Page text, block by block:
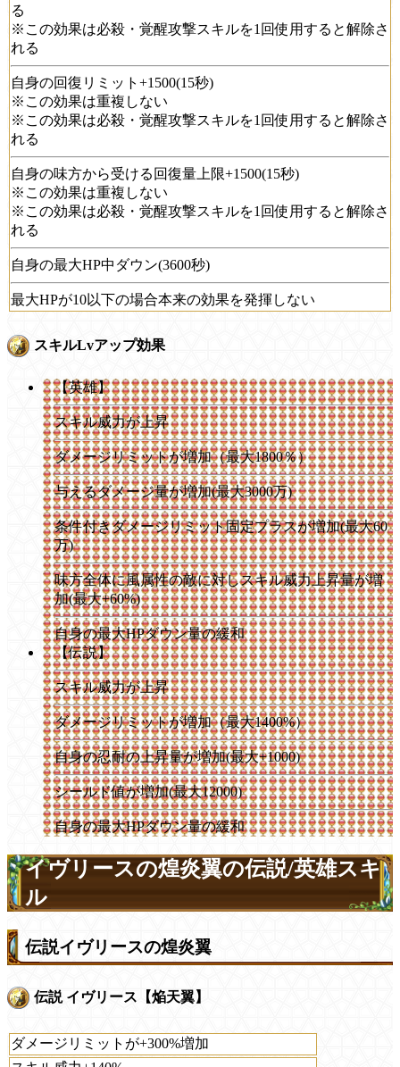
る
※この効果は必殺・覚醒攻撃スキルを1回使用すると解除さ
れる
自身の回復リミット+1500(15秒)
※この効果は重複しない
※この効果は必殺・覚醒攻撃スキルを1回使用すると解除さ
れる
自身の味方から受ける回復量上限+1500(15秒)
※この効果は重複しない
※この効果は必殺・覚醒攻撃スキルを1回使用すると解除さ
れる
自身の最大HP中ダウン(3600秒)
最大HPが10以下の場合本来の効果を発揮しない
スキルLvアップ効果
【英雄】
スキル威力が上昇
ダメージリミットが増加（最大1800％）
与えるダメージ量が増加(最大3000万)
条件付きダメージリミット固定プラスが増加(最大60
万)
味方全体に風属性の敵に対しスキル威力上昇量が増
加(最大+60%)
自身の最大HPダウン量の緩和
【伝説】
スキル威力が上昇
ダメージリミットが増加（最大1400%）
自身の忍耐の上昇量が増加(最大+1000)
シールド値が増加(最大12000)
自身の最大HPダウン量の緩和
イヴリースの煌炎翼の伝説/英雄スキ
ル
伝説イヴリースの煌炎翼
伝説 イヴリース【焔天翼】
ダメージリミットが+300%増加